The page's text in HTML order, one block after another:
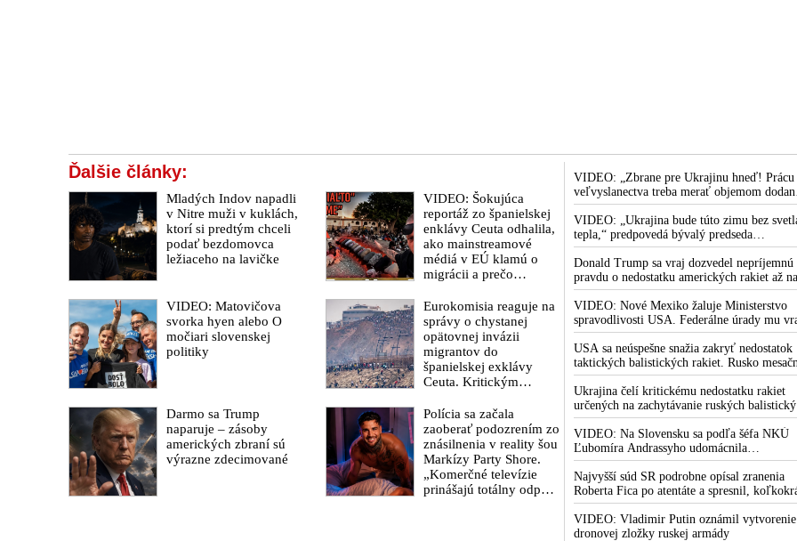
Ďalšie články:
Mladých Indov napadli
v Nitre muži v kuklách,
ktorí si predtým chceli
podať bezdomovca
ležiaceho na lavičke
VIDEO: Šokujúca
reportáž zo španielskej
enklávy Ceuta odhalila,
ako mainstreamové
médiá v EÚ klamú o
migrácii a prečo
rúškom Migračného
paktu migráciu v
skutočnosti podporuje
VIDEO: Matovičova
svorka hyen alebo O
močiari slovenskej
politiky
Eurokomisia reaguje na
správy o chystanej
opätovnej invázii
migrantov do
španielskej exklávy
Ceuta. Kritickým
2026
Darmo sa Trump
naparuje – zásoby
amerických zbraní sú
výrazne zdecimované
Polícia sa začala
zaoberať podozrením zo
znásilnenia v reality šou
Markízy Party Shore.
„Komerčné televízie
prinášajú totálny odpad,
VIDEO: „Zbrane pre Ukrajinu hneď! Prácu
veľvyslanectva treba merať objemom
zbraní, financií, politických rozhodnutí a
krokov tlaku na nepriateľa,“ povedal
Volodymyr Zelenskyj zhromaždeným
ukrajinským diplomatom v Kyjeve. Donald
Trump mu potom odkázal, že USA Ukrajine
nedodajú protiraketové systémy Patriot
VIDEO: „Ukrajina bude túto zimu bez
tepla,“ predpovedá bývalý predseda
ukrajinského parlamentu Dmytro Razumkov
Donald Trump sa vraj dozvedel nepríjemnú
pravdu o nedostatku amerických rakiet až na
rokovaní svojej vlády v prezidentskom sídle
Camp David v Marylande, a preto musel
odložiť plánované útoky na Irán. Prezident
USA sa pre to údajne pohádal so šéfom
Pentagónu, lebo bol presvedčený o opaku
VIDEO: Nové Mexiko žaluje Ministerstvo
spravodlivosti USA. Federálne úrady mu
bránia vo vyšetrovaní sexuálnych zločinov
organizátora pedofilnej siete Jeffreyho
Epsteina. Ten mal nariadiť, aby dve dievčatá
zo zahraničia, ktoré boli uškrtené počas
drsného fetišistického sexu, pochovali v
blízkosti jeho ranča v tomto americkom štáte
USA sa neúspešne snažia zakryť nedostatok
taktických balistických rakiet. Rusko mesačne
vyprodukuje viac rakiet, než koľko vyrobia
všetci producenti systémov Patriot
Ukrajina čelí kritickému nedostatku rakiet
určených na zachytávanie ruských
striel. Počas najnovších ruských útokov sa
nepodarilo zostreliť ani jednu. Volodymyr
Zelenskyj sa v zúfalstve snaží
NATO zabezpečiť ich dodávky
VIDEO: Na Slovensku sa podľa šéfa NKÚ
Ľubomíra Andrassyho udomácnila
eurofondová mafia
Najvyšší súd SR podrobne opísal zranenia
Roberta Fica po atentáte a spresnil,
terorista Juraj Cintula na premiéra vystrelil
VIDEO: Vladimir Putin oznámil vytvorenie
dronovej zložky ruskej armády